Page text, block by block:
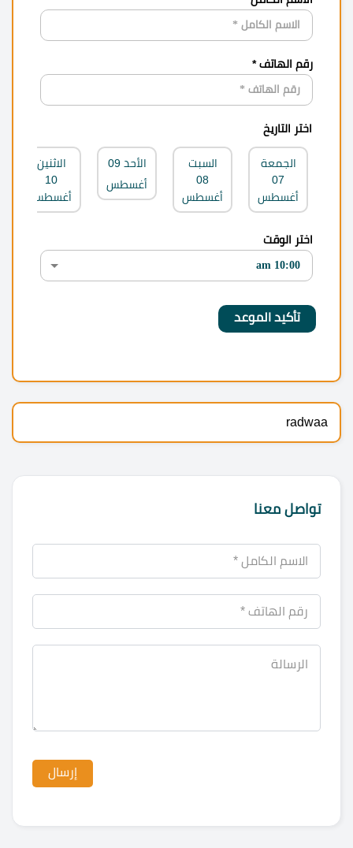
رقم الهاتف *
اختر التاريخ
الجمعة
07
أغسطس
السبت
08
أغسطس
الأحد 09
أغسطس
الاثنين
10
أغسطس
اختر الوقت
radwaa
تواصل معنا